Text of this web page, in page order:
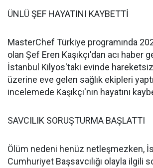
ÜNLÜ ŞEF HAYATINI KAYBETTİ
MasterChef Türkiye programında
olan Şef Eren Kaşıkçı'dan acı haber
İstanbul Kilyos'taki evinde
üzerine eve gelen sağlık ekipleri
incelemede Kaşıkçı'nın hayatını
SAVCILIK SORUŞTURMA BAŞLATTI
Ölüm nedeni henüz netleşmezken,
Cumhuriyet Başsavcılığı olayla ilgili